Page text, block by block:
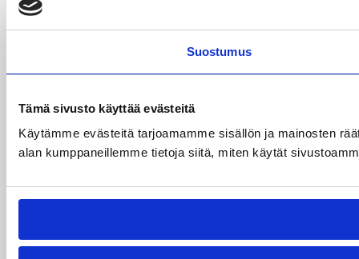
Suostumus
Tämä sivusto käyttää evästeitä
Käytämme evästeitä tarjoamamme sisällön ja mainosten
alan kumppaneillemme tietoja siitä, miten käytät